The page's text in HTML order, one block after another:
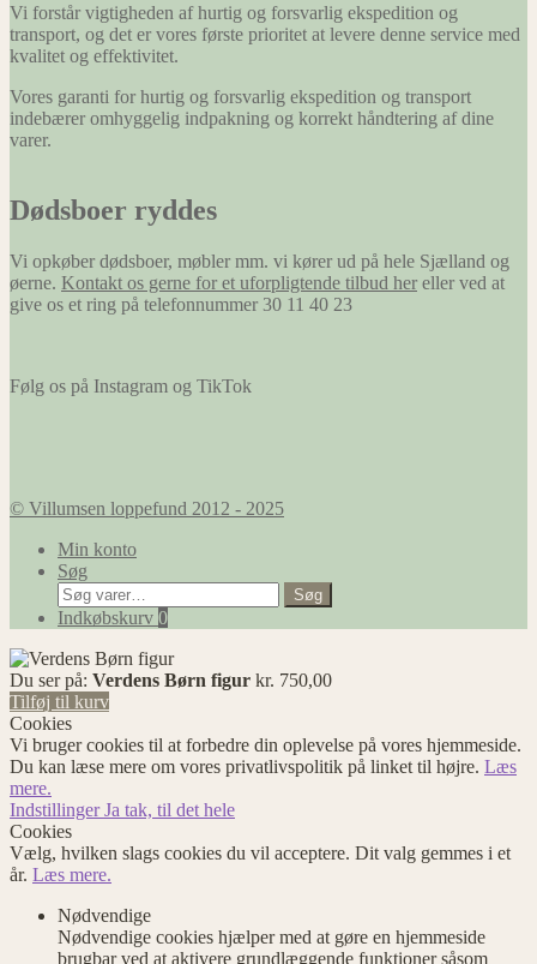
Vi forstår vigtigheden af hurtig og forsvarlig ekspedition og
transport, og det er vores første prioritet at levere denne service med
kvalitet og effektivitet.
Vores garanti for hurtig og forsvarlig ekspedition og transport
indebærer omhyggelig indpakning og korrekt håndtering af dine
varer.
Dødsboer ryddes
Vi opkøber dødsboer, møbler mm. vi kører ud på hele Sjælland og
øerne. Kontakt os gerne for et uforpligtende tilbud her eller ved at
give os et ring på telefonnummer 30 11 40 23
Følg os på Instagram og TikTok
© Villumsen loppefund 2012 - 2025
Min konto
Søg
Søg
efter:
Søg
Indkøbskurv 0
Du ser på: Verdens Børn figur kr. 750,00
Tilføj til kurv
Cookies
Vi bruger cookies til at forbedre din oplevelse på vores hjemmeside.
Du kan læse mere om vores privatlivspolitik på linket til højre. Læs
mere.
IndstillingerJa tak, til det hele
Cookies
Vælg, hvilken slags cookies du vil acceptere. Dit valg gemmes i et
år. Læs mere.
Nødvendige
Nødvendige cookies hjælper med at gøre en hjemmeside
brugbar ved at aktivere grundlæggende funktioner såsom